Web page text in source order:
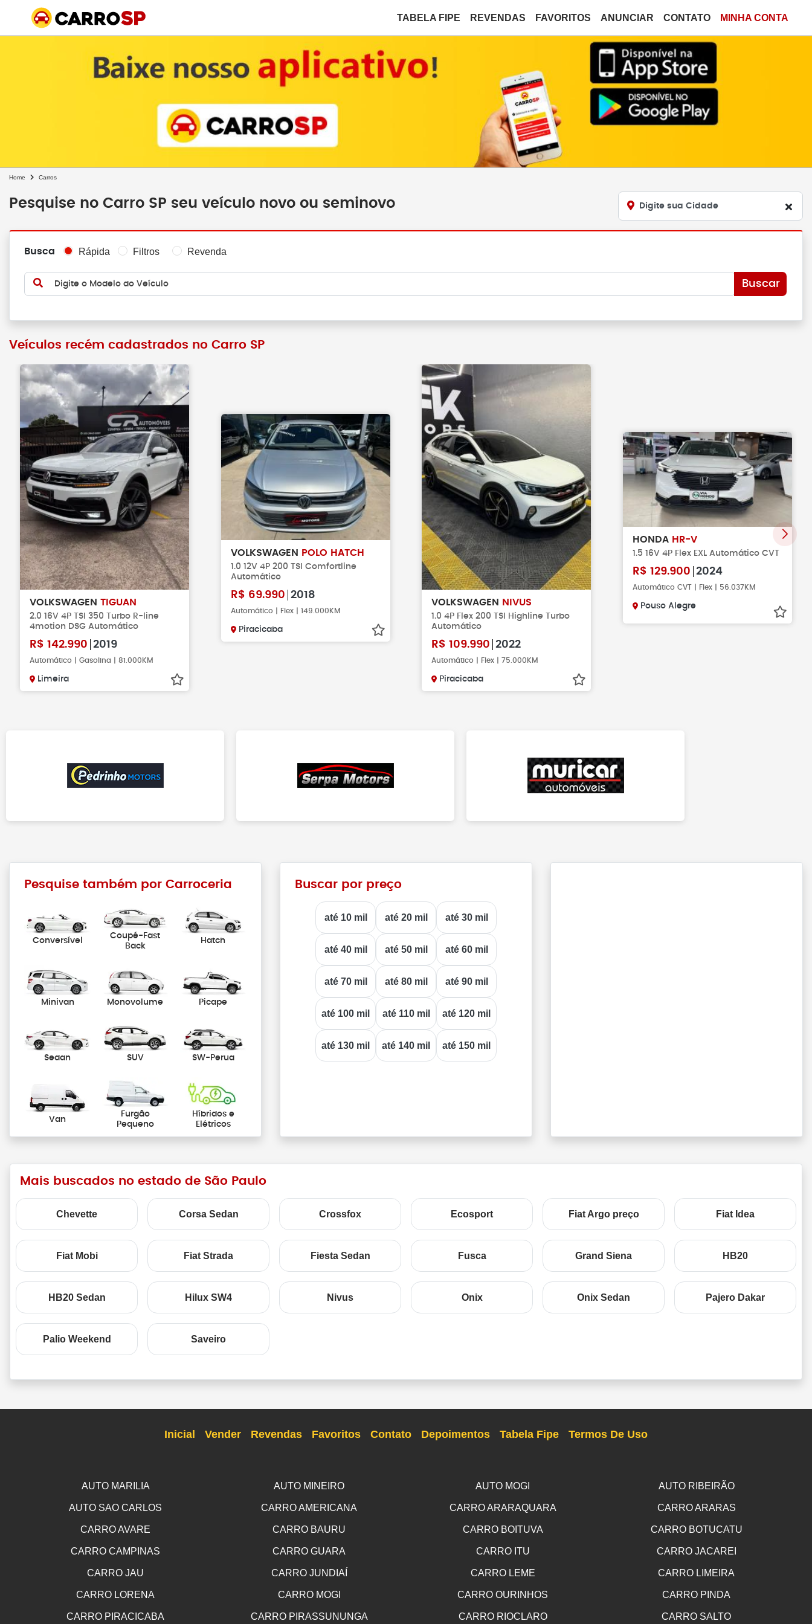
TABELA FIPE REVENDAS FAVORITOS ANUNCIAR CONTATO MINHA CONTA
Home Carros
Pesquise no Carro SP seu veículo novo ou seminovo Digite sua Cidade
Busca Rápida Filtros Revenda
Digite o Modelo do Veículo Buscar
Veículos recém cadastrados no Carro SP
VOLKSWAGENTIGUAN
2.0 16V 4P TSI 350 Turbo R-line
4motion DSG Automático
R$ 142.990 2019
Automático | Gasolina | 81.000KM
Limeira
VOLKSWAGEN POLO HATCH
1.0 12V 4P 200 TSI Comfortline
Automático
R$ 69.990 2018
Automático | Flex | 149.000KM
Piracicaba
VOLKSWAGEN NIVUS
1.0 4P Flex 200 TSI Highline Turbo
Automático
R$ 109.990 2022
Automático | Flex | 75.000KM
Piracicaba
HONDA HR-V
1.5 16V 4P Flex EXL Automático CVT
R$ 129.900 2024
Automático CVT | Flex | 56.037KM
Pouso Alegre
Pesquise também por Carroceria
Conversível
Coupé-Fast
Back
Hatch
Minivan Monovolume Picape
Sedan SUV SW-Perua
Van
Furgão
Pequeno
Híbridos e
Elétricos
Buscar por preço
até 10 mil até 20 mil até 30 mil
até 40 mil até 50 mil até 60 mil
até 70 mil até 80 mil até 90 mil
até 100 mil até 110 mil até 120 mil
até 130 mil até 140 mil até 150 mil
Mais buscados no estado de São Paulo
Chevette Corsa Sedan Crossfox Ecosport Fiat Argo preço Fiat Idea
Fiat Mobi Fiat Strada Fiesta Sedan Fusca Grand Siena HB20
HB20 Sedan Hilux SW4 Nivus Onix Onix Sedan Pajero Dakar
Palio Weekend Saveiro
Inicial Vender Revendas Favoritos Contato Depoimentos Tabela Fipe Termos De Uso
AUTO MARILIA AUTO MINEIRO AUTO MOGI AUTO RIBEIRÃO
AUTO SAO CARLOS CARRO AMERICANA CARRO ARARAQUARA CARRO ARARAS
CARRO AVARE CARRO BAURU CARRO BOITUVA CARRO BOTUCATU
CARRO CAMPINAS CARRO GUARA CARRO ITU CARRO JACAREI
CARRO JAU CARRO JUNDIAÍ CARRO LEME CARRO LIMEIRA
CARRO LORENA CARRO MOGI CARRO OURINHOS CARRO PINDA
CARRO PIRACICABA CARRO PIRASSUNUNGA CARRO RIOCLARO CARRO SALTO